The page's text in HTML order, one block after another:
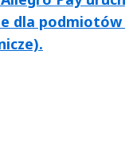
dla